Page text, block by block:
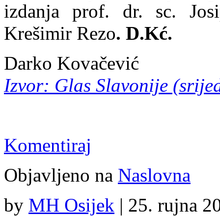
izdanja prof. dr. sc.
Krešimir Rezo. D.Kć.
Darko Kovačević
Izvor: Glas Slavonije
Komentiraj
Objavljeno na Naslovna
by MH Osijek | 25. rujna